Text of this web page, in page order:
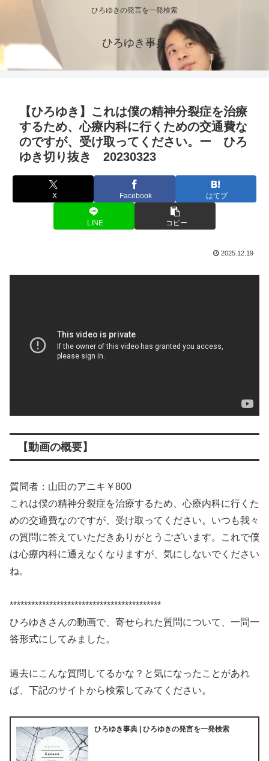
ひろゆきの発言を一発検索
ひろゆき事典
【ひろゆき】これは僕の精神分裂症を治療
するため、心療内科に行くための交通費な
のですが、受け取ってください。ー ひろ
ゆき切り抜き 20230323
X Facebook はてブ
LINE コピー
2025.12.19
【動画の概要】
質問者：山田のアニキ￥800
これは僕の精神分裂症を治療するため、心療内科に行くた
めの交通費なのですが、受け取ってください。いつも我々
の質問に答えていただきありがとうございます。これで僕
は心療内科に通えなくなりますが、気にしないでください
ね。
******************************************
ひろゆきさんの動画で、寄せられた質問について、一問一
答形式にしてみました。
過去にこんな質問してるかな？と気になったことがあれ
ば、下記のサイトから検索してみてください。
ひろゆき事典 | ひろゆきの発言を一発検索